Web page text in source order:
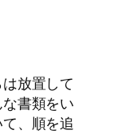
放置して
書類をい
、順を追